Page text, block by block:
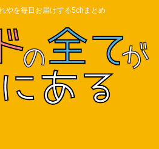
やを毎日お届けする5chまとめ